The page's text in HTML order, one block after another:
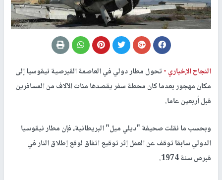
النجاح الإخباري -تحول مطار دولي في العاصمة القبرصية نيقوسيا إلى
مكان مهجور بعدما كان محطة سفر يقصدها مئات الآلاف من المسافرين
قبل أربعين عاما.
وبحسب ما نقلت صحيفة "ديلي ميل" البريطانية، فإن مطار نيقوسيا
الدولي سابقا توقف عن العمل إثر توقيع اتفاق لوقع إطلاق النار في
قبرص سنة 1974.